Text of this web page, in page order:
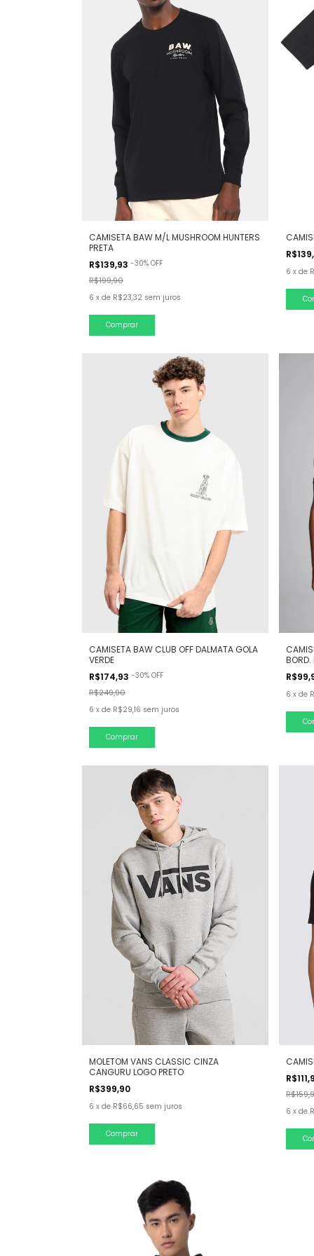
CAMISETA BAW M/L MUSHROOM HUNTERS
PRETA
R$139,93 -30% OFF
R$199,90
6 x de R$23,32 sem juros
Comprar
6 xde
CAMISETA BAW CLUB OFF DALMATA GOLA
VERDE
R$174,93 -30% OFF
R$249,90
6 x de R$29,16 sem juros
Comprar
BORD.
6 xde
MOLETOM VANS CLASSIC CINZA
CANGURU LOGO PRETO
R$399,90
6 x de R$66,65 sem juros
Comprar
6 xde